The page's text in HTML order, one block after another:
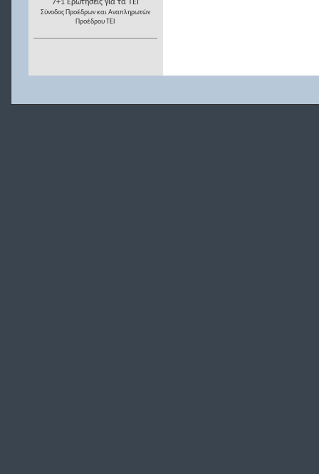
7+1 Ερωτήσεις για τα ΤΕΙ
Σύνοδος Προέδρων και Αναπληρωτών
Προέδρου ΤΕΙ